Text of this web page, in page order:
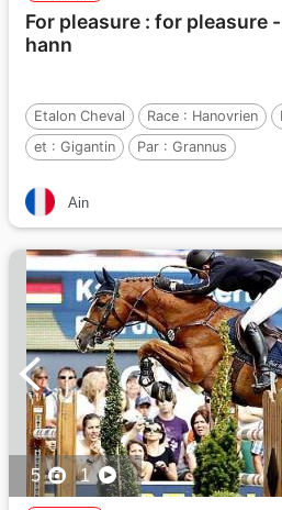
For pleasure : for pleasure
hann
Etalon Cheval Race : Hanovrien
et : Gigantin Par : Grannus
Ain
5 1